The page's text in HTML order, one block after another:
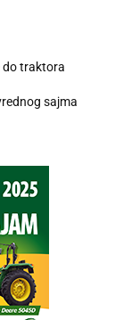
do traktora
sajma